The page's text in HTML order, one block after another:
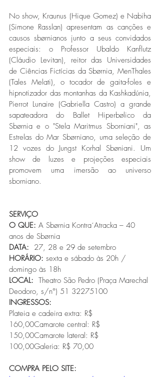
No show, Kraunus (Hique Gomez) e Nabiha
(Simone Rasslan) apresentam as canções e
causos sbørnianos junto a seus convidados
especiais: o Professor Ubaldo Kanflutz
(Cláudio Levitan), reitor das Universidades
de Ciências Fictícias da Sbørnia, MenThales
(Tales Melati), o tocador de gaita-foles e
hipnotizador das montanhas da Kashkadúnia,
Pierrot Lunaire (Gabriella Castro) a grande
sapateadora do Ballet Hiperbølico da
Sbørnia e o "Stela Maritmus Sborniani", as
Estrelas do Mar Sbørniano, uma seleção de
12 vozes do Jungst Korhal Sbøniani. Um
show de luzes e projeções especiais
promovem uma imersão ao universo
sborniano.
SERVIÇO
O QUE: A Sbørnia Kontra´Atracka – 40
anos de Sbørnia
DATA: 27, 28 e 29 de setembro
HORÁRIO: sexta e sábado às 20h /
domingo às 18h
LOCAL: Theatro São Pedro (Praça Marechal
Deodoro, s/n°) 51 32275100
INGRESSOS:
Plateia e cadeira extra: R$
160,00Camarote central: R$
150,00Camarote lateral: R$
100,00Galeria: R$ 70,00
COMPRA PELO SITE: